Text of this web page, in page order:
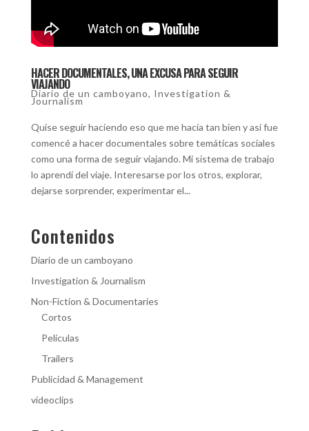
HACER DOCUMENTALES, UNA EXCUSA PARA SEGUIR
VIAJANDO
Diario de un camboyano, Investigation &
Journalism
Quise seguir haciendo eso que me hacía tan bien y así fue
comencé a hacer documentales sobre temáticas sociales
como una forma de seguir viajando. Mi sistema de trabajo
lo aprendí del viaje. Interesarse por los otros, explorar,
dejarse sorprender, experimentar el...
Contenidos
Diario de un camboyano
Investigation & Journalism
Non-Fiction & Documentaries
Cortos
Películas
Trailers
Publicidad & Management
videoclips